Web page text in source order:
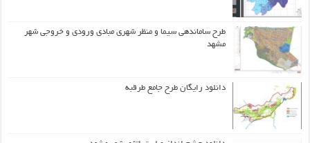
طرح ساماندهی سیما و منظر شهری مبادی ورودی و خروجی شهر
مشهد
دانلود رایگان طرح جامع طرقبه